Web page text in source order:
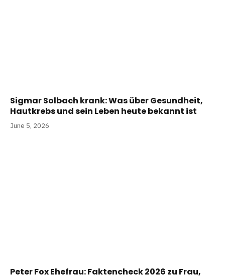
Sigmar Solbach krank: Was über Gesundheit,
Hautkrebs und sein Leben heute bekannt ist
June 5, 2026
Peter Fox Ehefrau: Faktencheck 2026 zu Frau,